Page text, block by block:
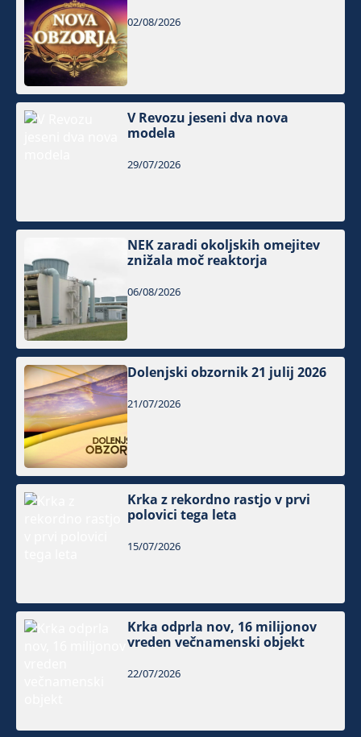
02/08/2026
V Revozu jeseni dva nova
modela
29/07/2026
NEK zaradi okoljskih omejitev
znižala moč reaktorja
06/08/2026
Dolenjski obzornik 21 julij 2026
21/07/2026
Krka z rekordno rastjo v prvi
polovici tega leta
15/07/2026
Krka odprla nov, 16 milijonov
vreden večnamenski objekt
22/07/2026